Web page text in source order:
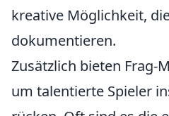
kreative Möglichkeit,
dokumentieren.
Zusätzlich bieten Frag-
um talentierte Spieler